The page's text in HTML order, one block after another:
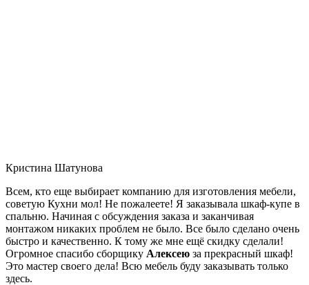
Кристина Шатунова
Всем, кто еще выбирает компанию для изготовления мебели,
советую Кухни мол! Не пожалеете! Я заказывала шкаф-купе в
спальню. Начиная с обсуждения заказа и заканчивая
монтажом никаких проблем не было. Все было сделано очень
быстро и качественно. К тому же мне ещё скидку сделали!
Огромное спасибо сборщику Алексею за прекрасный шкаф!
Это мастер своего дела! Всю мебель буду заказывать только
здесь.